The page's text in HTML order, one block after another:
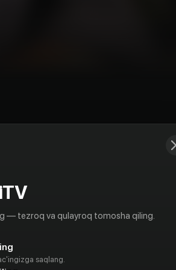
— tezroq va qulayroq tomosha qiling.
saqlang.